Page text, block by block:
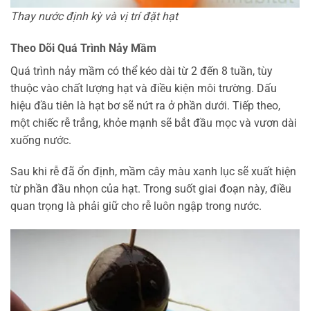
Thay nước định kỳ và vị trí đặt hạt
Theo Dõi Quá Trình Nảy Mầm
Quá trình nảy mầm có thể kéo dài từ 2 đến 8 tuần, tùy
thuộc vào chất lượng hạt và điều kiện môi trường. Dấu
hiệu đầu tiên là hạt bơ sẽ nứt ra ở phần dưới. Tiếp theo,
một chiếc rễ trắng, khỏe mạnh sẽ bắt đầu mọc và vươn dài
xuống nước.
Sau khi rễ đã ổn định, mầm cây màu xanh lục sẽ xuất hiện
từ phần đầu nhọn của hạt. Trong suốt giai đoạn này, điều
quan trọng là phải giữ cho rễ luôn ngập trong nước.